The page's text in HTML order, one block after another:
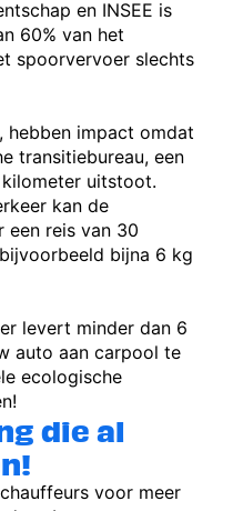
en INSEE is
60% van het
spoorvervoer slechts
hebben impact omdat
transitiebureau, een
uitstoot.
kan de
een reis van 30
bijna 6 kg
levert minder dan 6
auto aan carpool te
ecologische
die al
voor meer